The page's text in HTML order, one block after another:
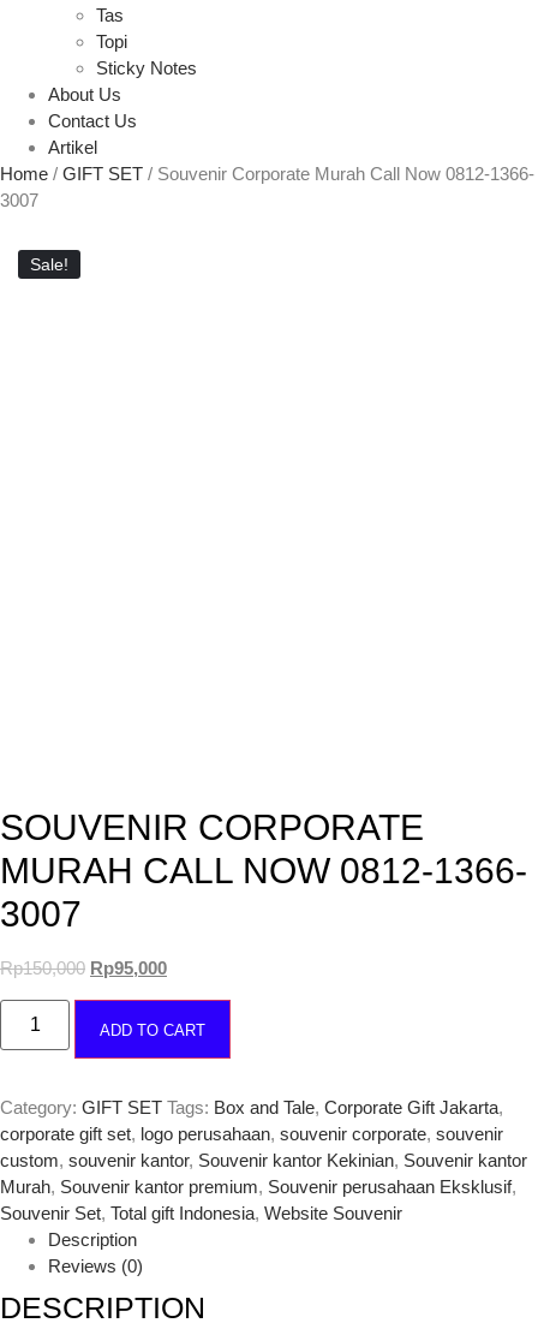
Tas
Topi
Sticky Notes
About Us
Contact Us
Artikel
Home / GIFT SET / Souvenir Corporate Murah Call Now 0812-1366-
3007
Sale!
SOUVENIR CORPORATE
MURAH CALL NOW 0812-1366-
3007
Rp150,000 Rp95,000
ADD TO CART
Category: GIFT SET Tags: Box and Tale, Corporate Gift Jakarta,
corporate gift set, logo perusahaan, souvenir corporate, souvenir
custom, souvenir kantor, Souvenir kantor Kekinian, Souvenir kantor
Murah, Souvenir kantor premium, Souvenir perusahaan Eksklusif,
Souvenir Set, Total gift Indonesia, Website Souvenir
Description
Reviews (0)
DESCRIPTION